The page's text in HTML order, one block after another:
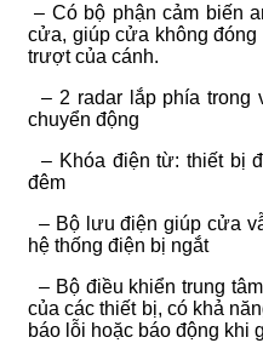
– Có bộ phận cảm biến
cửa, giúp cửa không
trượt của cánh.
– 2 radar lắp phía trong
chuyển động
– Khóa điện từ: thiết bị
đêm
– Bộ lưu điện giúp cửa
hệ thống điện bị ngắt
– Bộ điều khiển trung
của các thiết bị, có khả
báo lỗi hoặc báo động khi